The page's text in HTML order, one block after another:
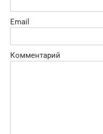
Email
Комментарий